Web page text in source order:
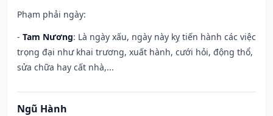
Phạm phải ngày:
- Tam Nương: Là ngày xấu, ngày này kỵ tiến hành các việc
trọng đại như khai trương, xuất hành, cưới hỏi, động thổ,
sửa chữa hay cất nhà,...
Ngũ Hành